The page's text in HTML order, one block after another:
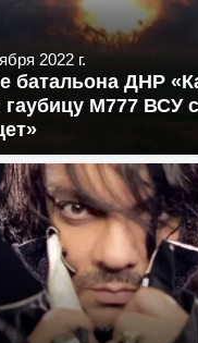
2022 г.
батальона ДНР
гаубицу М777 ВСУ